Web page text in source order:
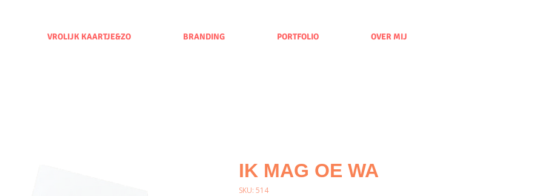
VROLIJK KAARTJE&ZO BRANDING PORTFOLIO OVER MIJ
IK MAG OE WA
SKU: 514